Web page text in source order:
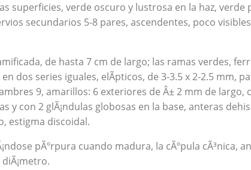
superficies, verde oscuro y lustrosa en la haz, verde
secundarios 5-8 pares, ascendentes, poco
de hasta 7 cm de largo; las ramas verdes,
dos series iguales, elÃ­pticos, de 3-3.5 x 2-2.5 mm,
9, amarillos: 6 exteriores de Â± 2 mm de largo,
y con 2 glÃ¡ndulas globosas en la base, anteras
estigma discoidal.
pÃºrpura cuando madura, la cÃºpula cÃ³nica,